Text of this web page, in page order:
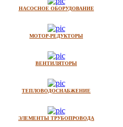
НАСОСНОЕ ОБОРУДОВАНИЕ
МОТОР-РЕДУКТОРЫ
ВЕНТИЛЯТОРЫ
ТЕПЛОВОДОСНАБЖЕНИЕ
ЭЛЕМЕНТЫ ТРУБОПРОВОДА